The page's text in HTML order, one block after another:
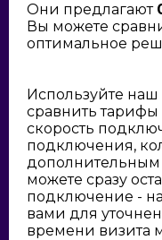
Они предлагают
Вы можете
оптимальное
Используйте наш
сравнить
скорость
подключения,
дополнительным
можете сразу
подключение -
вами для
времени визита